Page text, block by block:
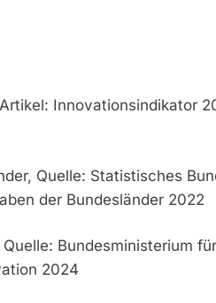
Innovationsindikator
Quelle: Statistisches
der Bundesländer 2022
Bundesministerium
2024